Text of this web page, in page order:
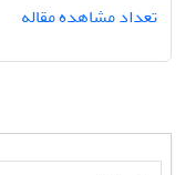
تعداد مشاهده مقاله